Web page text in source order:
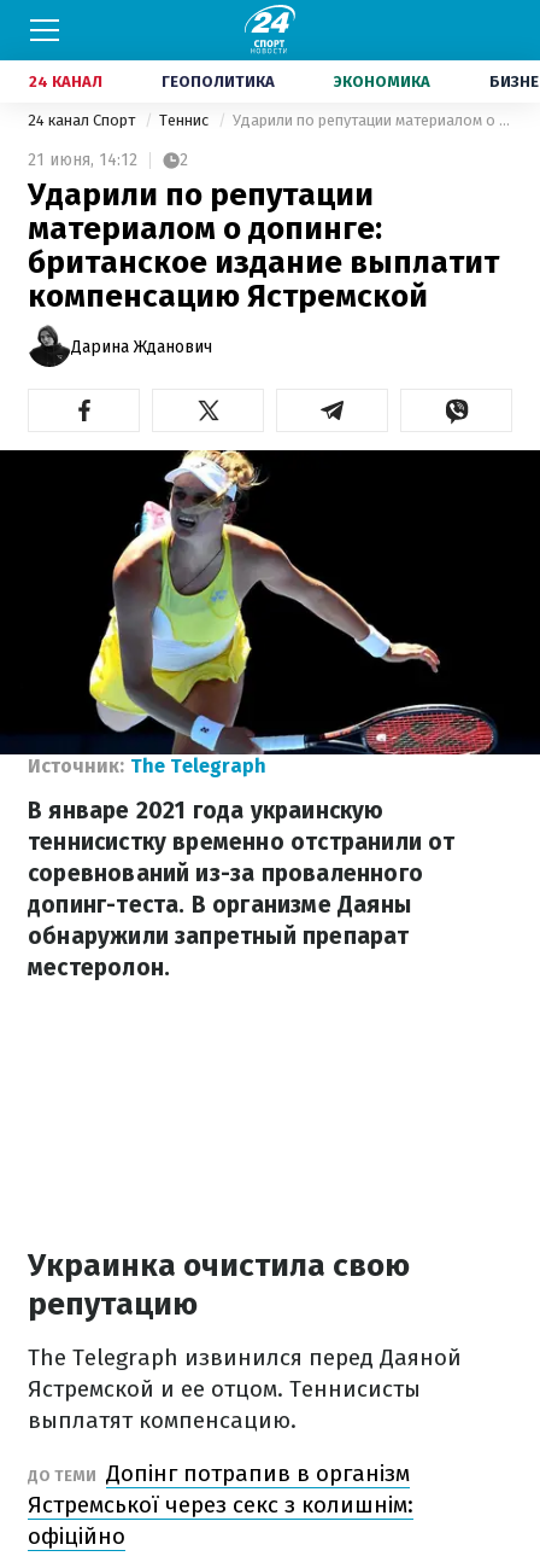
24 КАНАЛ ГЕОПОЛИТИКА ЭКОНОМИКА
24 канал Спорт Теннис Ударили по репутации материалом о допинге: британское издание выплатит компенсацию Ястремской
21 июня, 14:12 2
Ударили по репутации
материалом о допинге:
британское издание выплатит
компенсацию Ястремской
Дарина Жданович
Источник: The Telegraph
В январе 2021 года украинскую
теннисистку временно отстранили от
соревнований из-за проваленного
допинг-теста. В организме Даяны
обнаружили запретный препарат
местеролон.
Украинка очистила свою
репутацию
The Telegraph извинился перед Даяной
Ястремской и ее отцом. Теннисисты
выплатят компенсацию.
ДО ТЕМИ Допінг потрапив в організм
Ястремської через секс з колишнім:
офіційно